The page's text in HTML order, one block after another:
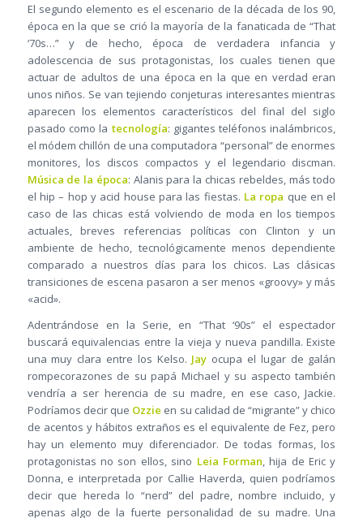
El segundo elemento es el escenario de la década de los 90,
época en la que se crió la mayoría de la fanaticada de “That
‘70s…” y de hecho, época de verdadera infancia y
adolescencia de sus protagonistas, los cuales tienen que
actuar de adultos de una época en la que en verdad eran
unos niños. Se van tejiendo conjeturas interesantes mientras
aparecen los elementos característicos del final del siglo
pasado como la tecnología: gigantes teléfonos inalámbricos,
el módem chillón de una computadora “personal” de enormes
monitores, los discos compactos y el legendario discman.
Música de la época: Alanis para la chicas rebeldes, más todo
el hip – hop y acid house para las fiestas. La ropa que en el
caso de las chicas está volviendo de moda en los tiempos
actuales, breves referencias políticas con Clinton y un
ambiente de hecho, tecnológicamente menos dependiente
comparado a nuestros días para los chicos. Las clásicas
transiciones de escena pasaron a ser menos «groovy» y más
«acid».
Adentrándose en la Serie, en “That ‘90s” el espectador
buscará equivalencias entre la vieja y nueva pandilla. Existe
una muy clara entre los Kelso. Jay ocupa el lugar de galán
rompecorazones de su papá Michael y su aspecto también
vendría a ser herencia de su madre, en ese caso, Jackie.
Podríamos decir que Ozzie en su calidad de “migrante” y chico
de acentos y hábitos extraños es el equivalente de Fez, pero
hay un elemento muy diferenciador. De todas formas, los
protagonistas no son ellos, sino Leia Forman, hija de Eric y
Donna, e interpretada por Callie Haverda, quien podríamos
decir que hereda lo “nerd” del padre, nombre incluido, y
apenas algo de la fuerte personalidad de su madre. Una